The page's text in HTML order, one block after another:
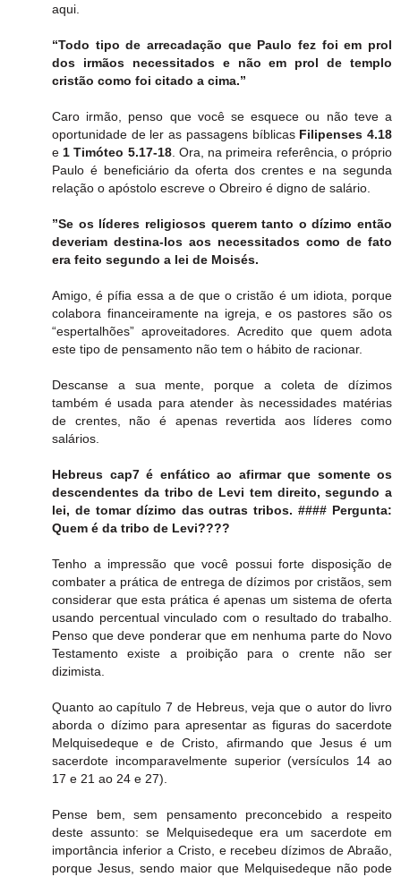
aqui.
“Todo tipo de arrecadação que Paulo fez foi em prol
dos irmãos necessitados e não em prol de templo
cristão como foi citado a cima.”
Caro irmão, penso que você se esquece ou não teve a
oportunidade de ler as passagens bíblicas Filipenses 4.18
e 1 Timóteo 5.17-18. Ora, na primeira referência, o próprio
Paulo é beneficiário da oferta dos crentes e na segunda
relação o apóstolo escreve o Obreiro é digno de salário.
”Se os líderes religiosos querem tanto o dízimo então
deveriam destina-los aos necessitados como de fato
era feito segundo a lei de Moisés.
Amigo, é pífia essa a de que o cristão é um idiota, porque
colabora financeiramente na igreja, e os pastores são os
“espertalhões” aproveitadores. Acredito que quem adota
este tipo de pensamento não tem o hábito de racionar.
Descanse a sua mente, porque a coleta de dízimos
também é usada para atender às necessidades matérias
de crentes, não é apenas revertida aos líderes como
salários.
Hebreus cap7 é enfático ao afirmar que somente os
descendentes da tribo de Levi tem direito, segundo a
lei, de tomar dízimo das outras tribos. #### Pergunta:
Quem é da tribo de Levi????
Tenho a impressão que você possui forte disposição de
combater a prática de entrega de dízimos por cristãos, sem
considerar que esta prática é apenas um sistema de oferta
usando percentual vinculado com o resultado do trabalho.
Penso que deve ponderar que em nenhuma parte do Novo
Testamento existe a proibição para o crente não ser
dizimista.
Quanto ao capítulo 7 de Hebreus, veja que o autor do livro
aborda o dízimo para apresentar as figuras do sacerdote
Melquisedeque e de Cristo, afirmando que Jesus é um
sacerdote incomparavelmente superior (versículos 14 ao
17 e 21 ao 24 e 27).
Pense bem, sem pensamento preconcebido a respeito
deste assunto: se Melquisedeque era um sacerdote em
importância inferior a Cristo, e recebeu dízimos de Abraão,
porque Jesus, sendo maior que Melquisedeque não pode